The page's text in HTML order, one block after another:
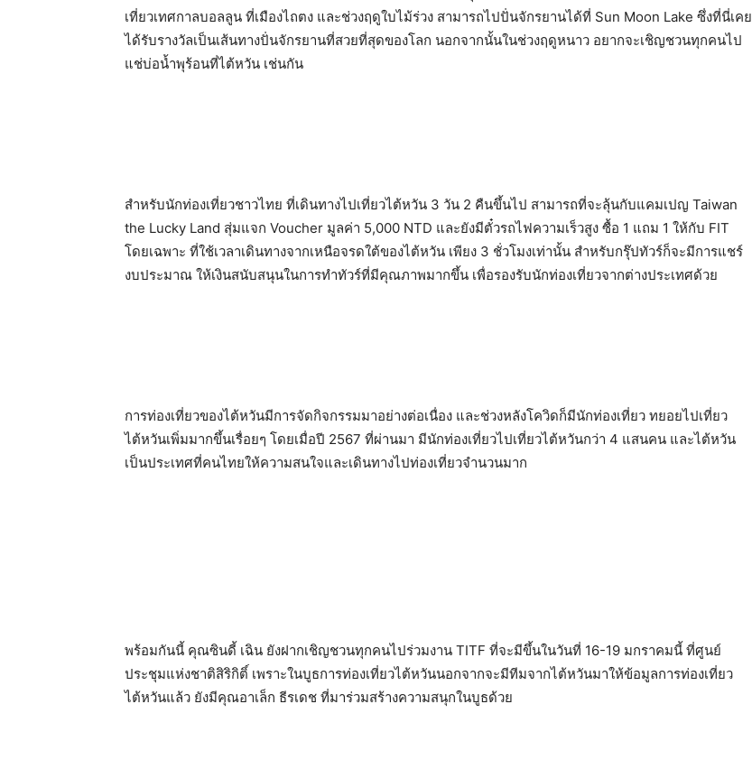
เที่ยวเทศกาลบอลลูน ที่เมืองไถตง และช่วงฤดูใบไม้ร่วง สามารถไปปั่นจักรยานได้ที่ Sun Moon Lake ซึ่งที่นี่เคย
ได้รับรางวัลเป็นเส้นทางปั่นจักรยานที่สวยที่สุดของโลก นอกจากนั้นในช่วงฤดูหนาว อยากจะเชิญชวนทุกคนไป
แช่บ่อน้ำพุร้อนที่ไต้หวัน เช่นกัน
สำหรับนักท่องเที่ยวชาวไทย ที่เดินทางไปเที่ยวไต้หวัน 3 วัน 2 คืนขึ้นไป สามารถที่จะลุ้นกับแคมเปญ Taiwan
the Lucky Land สุ่มแจก Voucher มูลค่า 5,000 NTD และยังมีตั๋วรถไฟความเร็วสูง ซื้อ 1 แถม 1 ให้กับ FIT
โดยเฉพาะ ที่ใช้เวลาเดินทางจากเหนือจรดใต้ของไต้หวัน เพียง 3 ชั่วโมงเท่านั้น สำหรับกรุ๊ปทัวร์ก็จะมีการแชร์
งบประมาณ ให้เงินสนับสนุนในการทำทัวร์ที่มีคุณภาพมากขึ้น เพื่อรองรับนักท่องเที่ยวจากต่างประเทศด้วย
การท่องเที่ยวของไต้หวันมีการจัดกิจกรรมมาอย่างต่อเนื่อง และช่วงหลังโควิดก็มีนักท่องเที่ยว ทยอยไปเที่ยว
ไต้หวันเพิ่มมากขึ้นเรื่อยๆ โดยเมื่อปี 2567 ที่ผ่านมา มีนักท่องเที่ยวไปเที่ยวไต้หวันกว่า 4 แสนคน และไต้หวัน
เป็นประเทศที่คนไทยให้ความสนใจและเดินทางไปท่องเที่ยวจำนวนมาก
พร้อมกันนี้ คุณซินดี้ เฉิน ยังฝากเชิญชวนทุกคนไปร่วมงาน TITF ที่จะมีขึ้นในวันที่ 16-19 มกราคมนี้ ที่ศูนย์
ประชุมแห่งชาติสิริกิติ์ เพราะในบูธการท่องเที่ยวไต้หวันนอกจากจะมีทีมจากไต้หวันมาให้ข้อมูลการท่องเที่ยว
ไต้หวันแล้ว ยังมีคุณอาเล็ก ธีรเดช ที่มาร่วมสร้างความสนุกในบูธด้วย